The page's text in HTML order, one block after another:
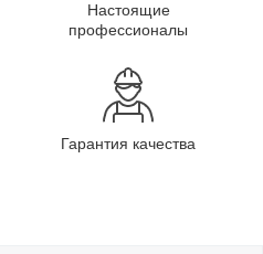
Настоящие
профессионалы
Гарантия качества